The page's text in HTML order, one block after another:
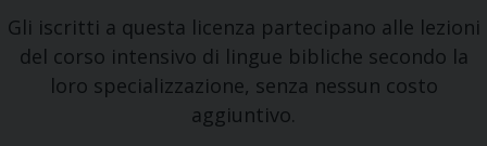
Gli iscritti a questa licenza partecipano alle lezioni
del corso intensivo di lingue bibliche secondo la
loro specializzazione, senza nessun costo
aggiuntivo.